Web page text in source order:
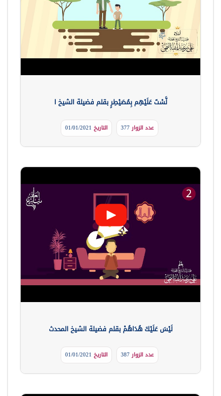
لَّسْتَ عَلَيْهِم بِمُصَيْطِرٍ بقلم فضيلة الشيخ ا
عدد الزوار377 التاريخ
لَيْسَ عَلَيْكَ هُدَاهُمْ بقلم فضيلة الشيخ المحدث
عدد الزوار387 التاريخ